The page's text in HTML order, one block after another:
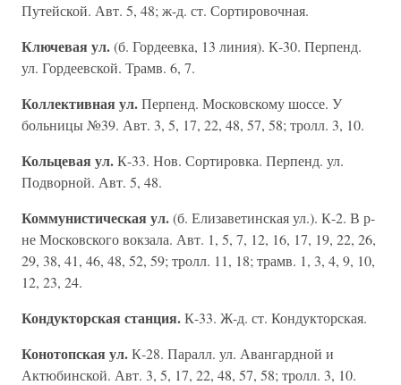
Путейской. Авт. 5, 48; ж-д. ст. Сортировочная.
Ключевая ул.(б. Гордеевка, 13 линия). К-30. Перпенд.
ул. Гордеевской. Трамв. 6, 7.
Коллективная ул.Перпенд. Московскому шоссе. У
больницы №39. Авт. 3, 5, 17, 22, 48, 57, 58; тролл. 3, 10.
Кольцевая ул.К-33. Нов. Сортировка. Перпенд. ул.
Подворной. Авт. 5, 48.
Коммунистическая ул.(б. Елизаветинская ул.). К-2. В р-
не Московского вокзала. Авт. 1, 5, 7, 12, 16, 17, 19, 22, 26,
29, 38, 41, 46, 48, 52, 59; тролл. 11, 18; трамв. 1, 3, 4, 9, 10,
12, 23, 24.
Кондукторская станция.К-33. Ж-д. ст. Кондукторская.
Конотопская ул.К-28. Паралл. ул. Авангардной и
Актюбинской. Авт. 3, 5, 17, 22, 48, 57, 58; тролл. 3, 10.